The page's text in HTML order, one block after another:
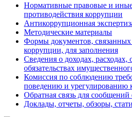
Нормативные правовые и
противодействия коррупции
Антикоррупционная
Методические материалы
Формы документов, связанных
коррупции, для заполнения
Сведения о доходах, расходах,
обязательствах
Комиссия по соблюдению
поведению и урегулированию
Обратная связь для
Доклады, отчеты, обзоры,